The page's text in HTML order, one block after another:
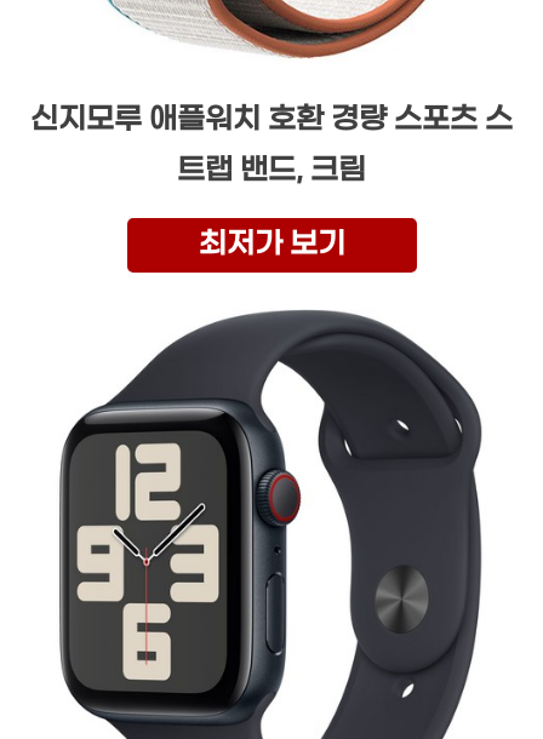
신지모루 애플워치 호환 경량 스포츠 스
트랩 밴드, 크림
최저가 보기